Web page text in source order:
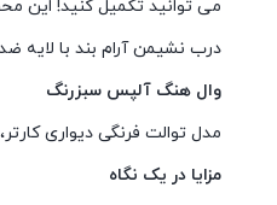
می توانید تکمیل کنید! این
درب نشیمن آرام بند با
وال هنگ آلپس سبزرنگ
مدل توالت فرنگی دیواری
مزایا در یک نگاه